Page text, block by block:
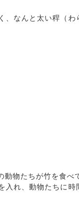
なんと太い稈（
物たちが竹を食べ
れ、動物たちに